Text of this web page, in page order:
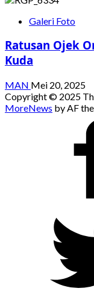
Galeri Foto
Ratusan Ojek
Kuda
MAN Mei 20, 2025
Copyright © 2025
MoreNews by AF